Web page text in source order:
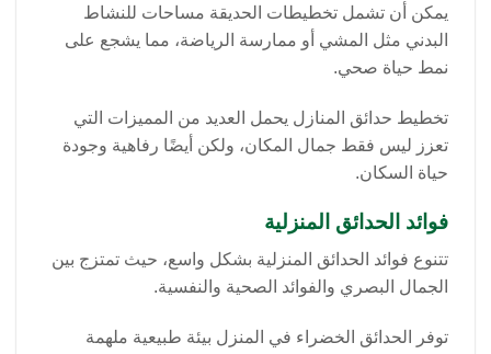
يمكن أن تشمل تخطيطات الحديقة مساحات للنشاط
البدني مثل المشي أو ممارسة الرياضة، مما يشجع على
نمط حياة صحي.
تخطيط حدائق المنازل يحمل العديد من المميزات التي
تعزز ليس فقط جمال المكان، ولكن أيضًا رفاهية وجودة
حياة السكان.
فوائد الحدائق المنزلية
تتنوع فوائد الحدائق المنزلية بشكل واسع، حيث تمتزج بين
الجمال البصري والفوائد الصحية والنفسية.
توفر الحدائق الخضراء في المنزل بيئة طبيعية ملهمة